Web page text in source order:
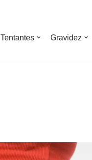
Tentantes Gravidez